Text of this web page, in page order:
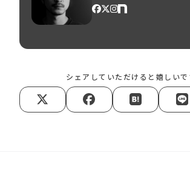
シェアしていただけると嬉しいで